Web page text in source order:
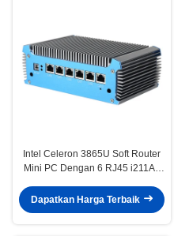
Intel Celeron 3865U Soft Router
Mini PC Dengan 6 RJ45 i211AT
Dapatkan Harga Terbaik